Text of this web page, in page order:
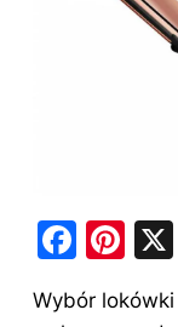
F
c
Pi
er
Wybór